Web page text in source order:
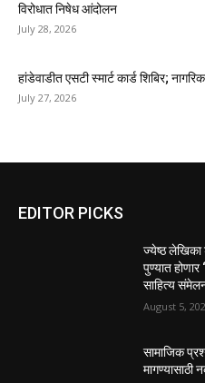
विरोधात निषेध आंदोलन
July 28, 2026
हांडेवाडीत एसटी स्मार्ट कार्ड शिबिर;
July 27, 2026
EDITOR PICKS
ज्येष्ठ लेखिका
पुण्यात
साहित्य
August 5,
सामाजिक
मागण्यासाठी